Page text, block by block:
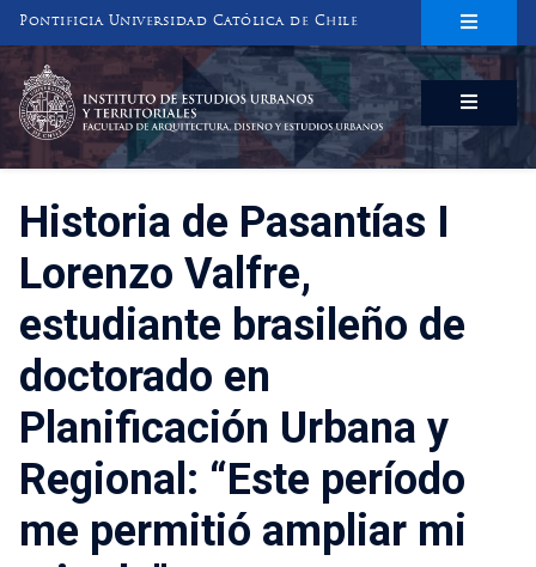
Pontificia Universidad Católica de Chile
INSTITUTO DE ESTUDIOS URBANOS
Y TERRITORIALES
FACULTAD DE ARQUITECTURA, DISEÑO Y ESTUDIOS URBANOS
Historia de Pasantías I
Lorenzo Valfre,
estudiante brasileño de
doctorado en
Planificación Urbana y
Regional: “Este período
me permitió ampliar mi